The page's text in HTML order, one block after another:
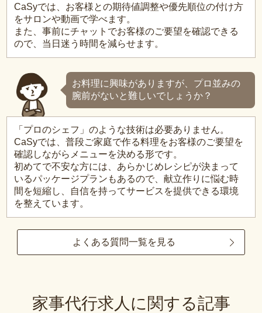
CaSyでは、お客様との期待値調整や優先順位の付け方
をサロンや動画で学べます。
また、事前にチャットでお客様のご要望を確認できる
ので、当日迷う時間を減らせます。
お料理に興味がありますが、プロ並みの
腕前がないと難しいでしょうか？
「プロのシェフ」のような技術は必要ありません。
CaSyでは、普段ご家庭で作る料理をお客様のご要望を
確認しながらメニューを決める形です。
初めてで不安な方には、あらかじめレシピが決まって
いるパッケージプランもあるので、献立作りに悩む時
間を短縮し、自信を持ってサービスを提供できる環境
を整えています。
よくある質問一覧を見る
家事代行求人に関する記事